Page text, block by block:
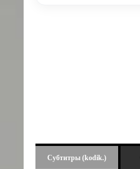
Субтитры (kodik.)